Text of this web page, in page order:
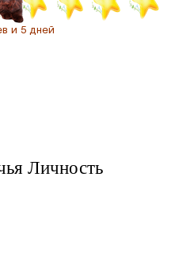
Личность